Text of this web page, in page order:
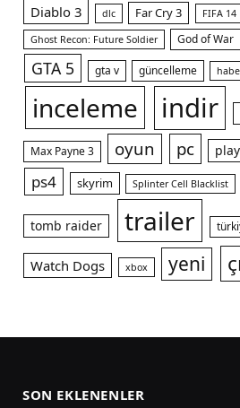
Diablo 3 dlc Far Cry 3 FIFA 14
Ghost Recon: Future Soldier God of War
GTA 5 gta v güncelleme
inceleme indir
Max Payne 3 oyun pc
ps4 skyrim Splinter Cell Blacklist
tomb raider trailer
Watch Dogs xbox yeni
SON EKLENENLER